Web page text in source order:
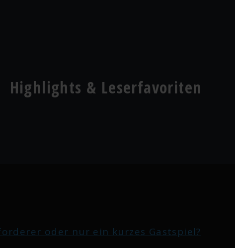
Highlights & Leserfavoriten